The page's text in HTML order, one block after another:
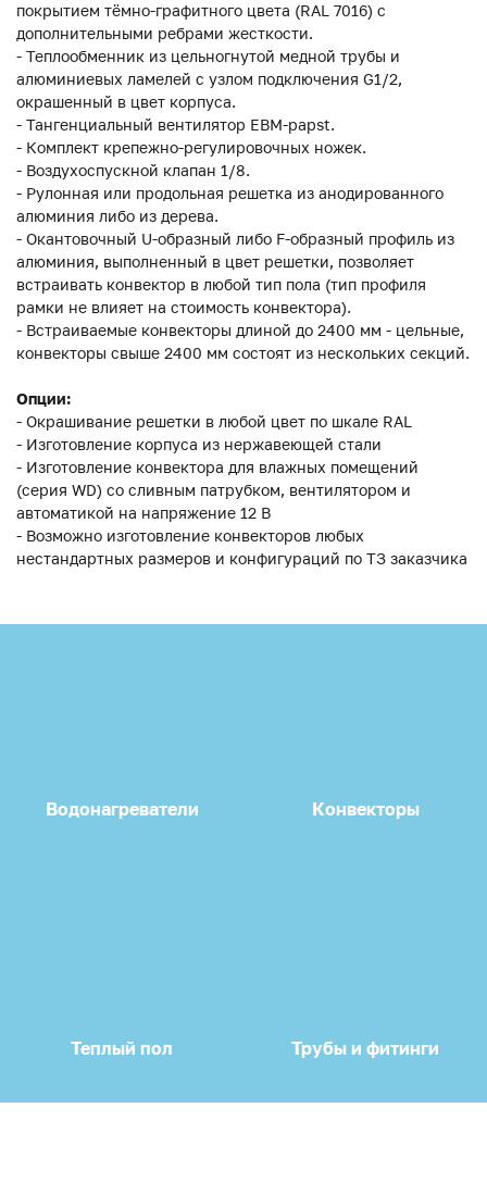
покрытием тёмно-графитного цвета (RAL 7016) с
дополнительными ребрами жесткости.
- Теплообменник из цельногнутой медной трубы и
алюминиевых ламелей с узлом подключения G1/2,
окрашенный в цвет корпуса.
- Тангенциальный вентилятор EBM-papst.
- Комплект крепежно-регулировочных ножек.
- Воздухоспускной клапан 1/8.
- Рулонная или продольная решетка из анодированного
алюминия либо из дерева.
- Окантовочный U-образный либо F-образный профиль из
алюминия, выполненный в цвет решетки, позволяет
встраивать конвектор в любой тип пола (тип профиля
рамки не влияет на стоимость конвектора).
- Встраиваемые конвекторы длиной до 2400 мм - цельные,
конвекторы свыше 2400 мм состоят из нескольких секций.
Опции:
- Окрашивание решетки в любой цвет по шкале RAL
- Изготовление корпуса из нержавеющей стали
- Изготовление конвектора для влажных помещений
(серия WD) со сливным патрубком, вентилятором и
автоматикой на напряжение 12 В
- Возможно изготовление конвекторов любых
нестандартных размеров и конфигураций по ТЗ заказчика
Водонагреватели Конвекторы
Теплый пол Трубы и фитинги